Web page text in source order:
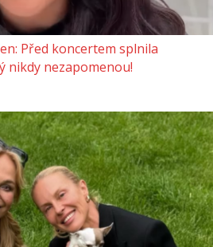
Před koncertem splnila
nikdy nezapomenou!